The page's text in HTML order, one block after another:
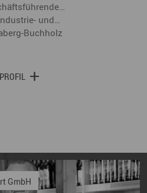
und…
Buchholz
GmbH